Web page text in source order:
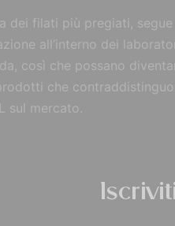
dei filati più pregiati, segue
all’interno dei
così che possano
che
sul mercato.